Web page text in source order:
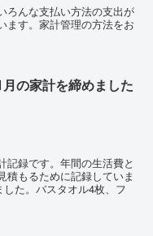
ろんな支払い方法の支出が
ます。家計管理の方法をお
月の家計を締めました
記録です。年間の生活費と
積もるために記録していま
た。バスタオル4枚、フ